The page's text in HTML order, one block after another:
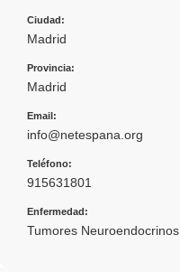
Ciudad:
Madrid
Provincia:
Madrid
Email:
info@netespana.org
Teléfono:
915631801
Enfermedad:
Tumores Neuroendocrinos